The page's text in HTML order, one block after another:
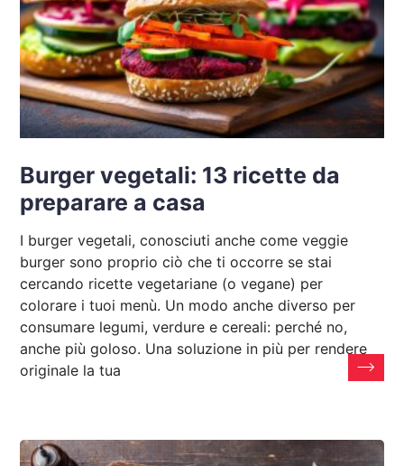
Burger vegetali: 13 ricette da
preparare a casa
I burger vegetali, conosciuti anche come veggie
burger sono proprio ciò che ti occorre se stai
cercando ricette vegetariane (o vegane) per
colorare i tuoi menù. Un modo anche diverso per
consumare legumi, verdure e cereali: perché no,
anche più goloso. Una soluzione in più per rendere
originale la tua